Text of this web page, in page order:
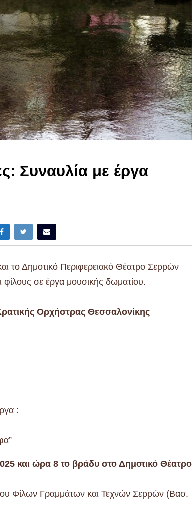
Συναυλία με έργα
το Δημοτικό Περιφερειακό Θέατρο Σερρών
φίλους σε έργα μουσικής δωματίου.
Ορχήστρας Θεσσαλονίκης
:
και ώρα 8 το βράδυ στο Δημοτικό Θέατρο
Φίλων Γραμμάτων και Τεχνών Σερρών (Βασ.